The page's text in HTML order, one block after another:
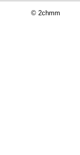
© 2chmm